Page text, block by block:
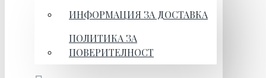
ИНФОРМАЦИЯ ЗА ДОСТАВКА
ПОЛИТИКА ЗА
ПОВЕРИТЕЛНОСТ